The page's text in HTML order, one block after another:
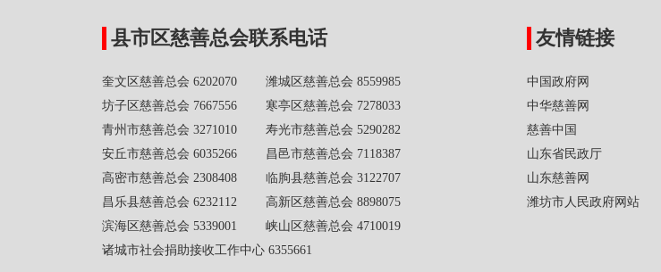
县市区慈善总会联系电话
奎文区慈善总会 6202070 潍城区慈善总会 8559985
坊子区慈善总会 7667556 寒亭区慈善总会 7278033
青州市慈善总会 3271010 寿光市慈善总会 5290282
安丘市慈善总会 6035266 昌邑市慈善总会 7118387
高密市慈善总会 2308408 临朐县慈善总会 3122707
昌乐县慈善总会 6232112 高新区慈善总会 8898075
滨海区慈善总会 5339001 峡山区慈善总会 4710019
诸城市社会捐助接收工作中心 6355661
友情链接
中国政府网
中华慈善网
慈善中国
山东省民政厅
山东慈善网
潍坊市人民政府网站